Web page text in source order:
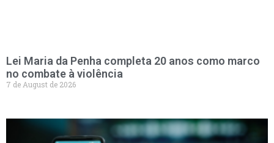
Lei Maria da Penha completa 20 anos como marco
no combate à violência
7 de August de 2026